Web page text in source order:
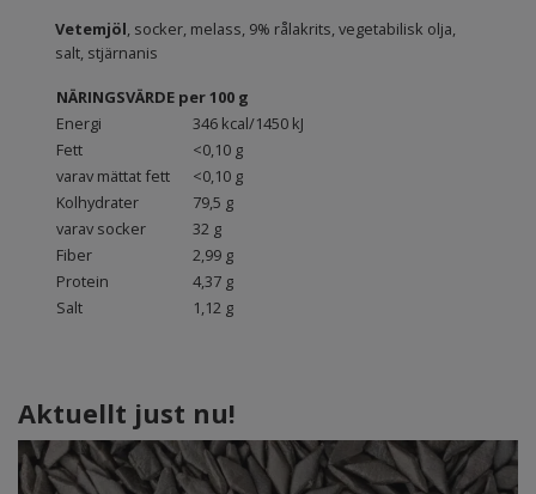
Aktuellt just nu!
Vetemjöl, socker, melass, 9% rålakrits, vegetabilisk olja,
salt, stjärnanis
NÄRINGSVÄRDE per 100 g
Energi
346 kcal/1450 kJ
Fett
<0,10 g
varav mättat fett
<0,10 g
Kolhydrater
79,5 g
varav socker
32 g
Fiber
2,99 g
Protein
4,37 g
Salt
1,12 g